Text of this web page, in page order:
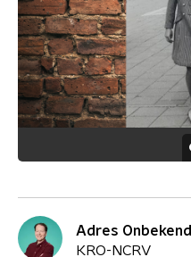
Adres Onbekend
KRO-NCRV